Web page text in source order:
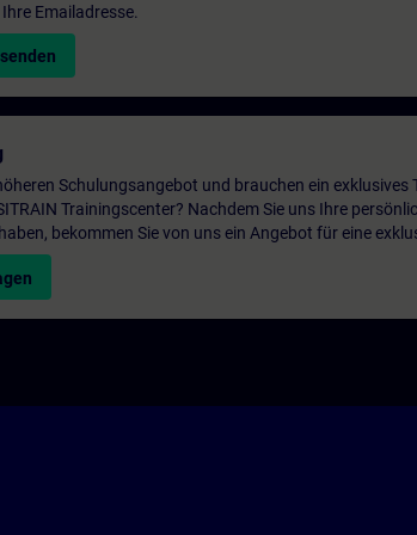
Emailadresse.
Schulungsangebot und brauchen ein
Trainingscenter? Nachdem Sie uns Ihre
bekommen Sie von uns ein Angebot für eine